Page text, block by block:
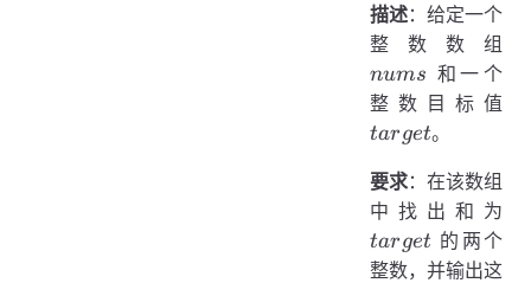
描述：给定一个
整数数组
nums 和一个
整数目标值
target。
要求：在该数组
中找出和为
target 的两个
整数，并输出这